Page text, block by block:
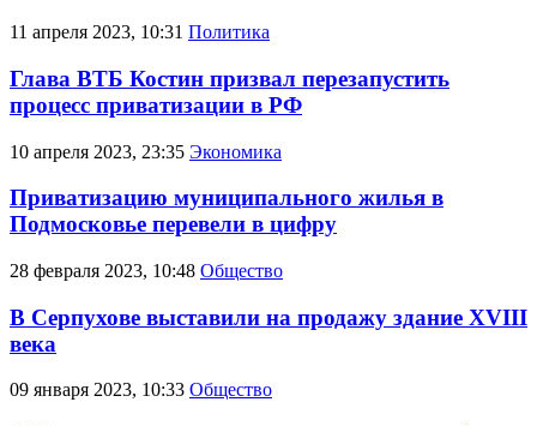
11 апреля 2023, 10:31 Политика
Глава ВТБ Костин призвал перезапустить
процесс приватизации в РФ
10 апреля 2023, 23:35 Экономика
Приватизацию муниципального жилья в
Подмосковье перевели в цифру
28 февраля 2023, 10:48 Общество
В Серпухове выставили на продажу здание XVIII
века
09 января 2023, 10:33 Общество